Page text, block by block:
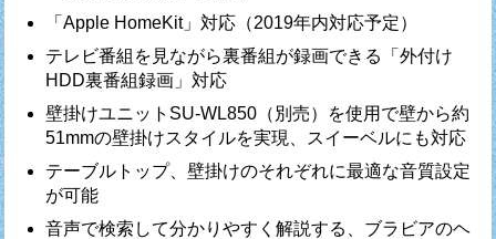
「Apple HomeKit」対応（2019年内対応予定）
テレビ番組を見ながら裏番組が録画できる「外付け
HDD裏番組録画」対応
壁掛けユニットSU-WL850（別売）を使用で壁から約
51mmの壁掛けスタイルを実現、スイーベルにも対応
テーブルトップ、壁掛けのそれぞれに最適な音質設定
が可能
音声で検索して分かりやすく解説する、ブラビアのヘ